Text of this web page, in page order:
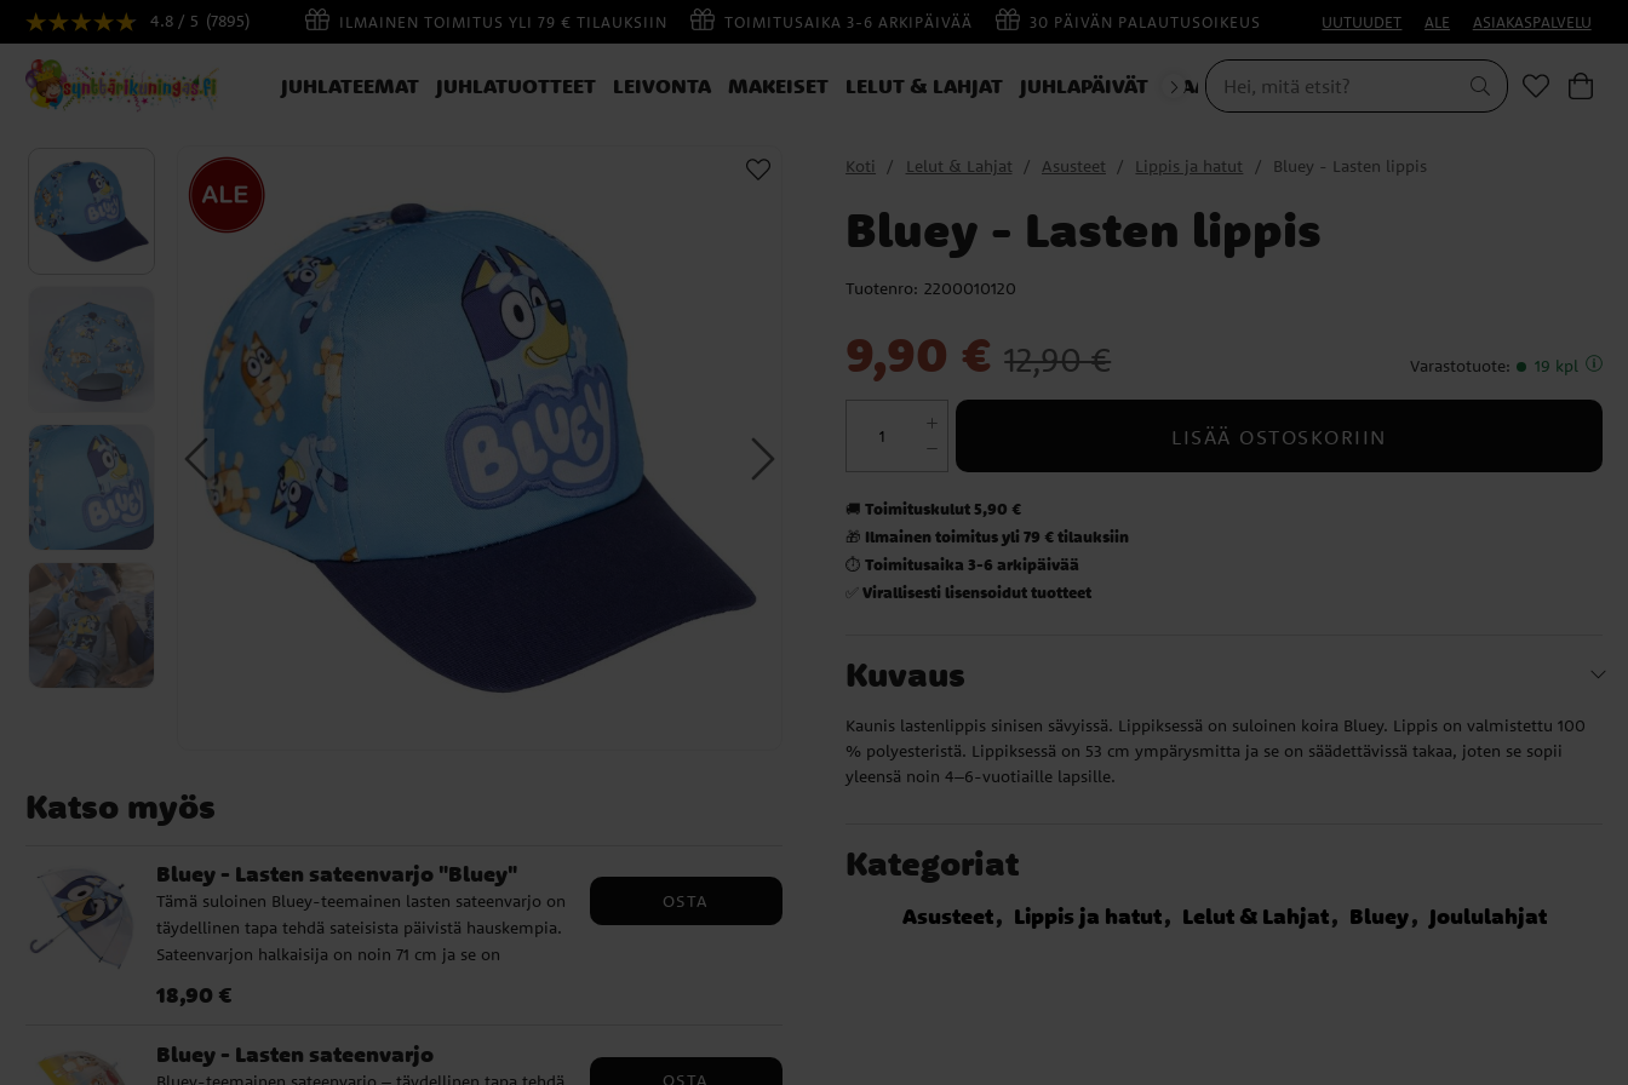
4.8 / 5 (7895) ILMAINEN TOIMITUS YLI 79 € TILAUKSIIN TOIMITUSAIKA 3-6 ARKIPÄIVÄÄ 30 PÄIVÄN PALAUTUSOIKEUS UUTUUDET ALE ASIAKASPALVELU
JUHLATEEMAT JUHLATUOTTEET LEIVONTA MAKEISET LELUT & LAHJAT JUHLAPÄIVÄT NAAMIAISET
Katso myös
Bluey - Lasten sateenvarjo "Bluey"
Tämä suloinen Bluey-teemainen lasten sateenvarjo on
täydellinen tapa tehdä sateisista päivistä hauskempia.
Sateenvarjon halkaisija on noin 71 cm ja se on
Siinä on 8 rivaa ja se aukeaa käsin. Tyylikkään
sateenvarjosta tulee taatusti suosikki kaikkien TV-
Hinta:18,90 €
18,90 €
OSTA
Bluey - Lasten sateenvarjo
OSTA
Koti Lelut & Lahjat Asusteet Lippis ja hatut Bluey - Lasten lippis
Bluey - Lasten lippis
Tuotenro: 2200010120
9,90 € 12,90 € Varastotuote: 19 kpl
LISÄÄ OSTOSKORIIN
🚚Toimituskulut 5,90 €
🎁 Ilmainen toimitus yli 79 € tilauksiin
⏱️Toimitusaika 3-6 arkipäivää
✅Virallisesti lisensoidut tuotteet
Kuvaus
Kaunis lastenlippis sinisen sävyissä. Lippiksessä on suloinen koira Bluey. Lippis on valmistettu 100
% polyesteristä. Lippiksessä on 53 cm ympärysmitta ja se on säädettävissä takaa, joten se sopii
yleensä noin 4–6-vuotiaille lapsille.
Kategoriat
Asusteet Lippis ja hatut Lelut & Lahjat Bluey Joululahjat